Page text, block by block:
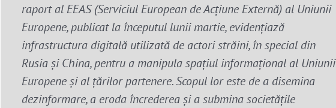
raport al EEAS (Serviciul European de Acțiune Externă) al Uniunii
Europene, publicat la începutul lunii martie, evidențiază
infrastructura digitală utilizată de actori străini, în special din
Rusia și China, pentru a manipula spațiul informațional al Uniunii
Europene și al țărilor partenere. Scopul lor este de a disemina
dezinformare, a eroda încrederea și a submina societățile